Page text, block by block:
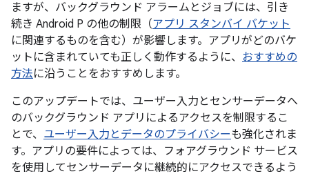
ますが、バックグラウンド アラームとジョブには、引き
続き Android P の他の制限（アプリ スタンバイ バケット
に関連するものを含む）が影響します。アプリがどのバケ
ットに含まれていても正しく動作するように、 おすすめの
方法に沿うことをおすすめします。
このアップデートでは、ユーザー入力とセンサーデータへ
のバックグラウンド アプリによるアクセスを制限するこ
とで、 ユーザー入力とデータのプライバシーも強化されま
す。アプリの要件によっては、フォアグラウンド サービス
を使用してセンサーデータに継続的にアクセスできるよう